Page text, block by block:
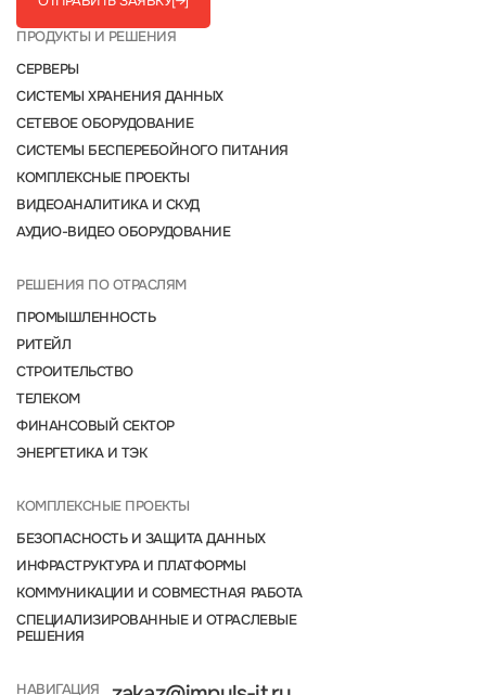
ПРОДУКТЫ И РЕШЕНИЯ
СЕРВЕРЫ
СИСТЕМЫ ХРАНЕНИЯ ДАННЫХ
СЕТЕВОЕ ОБОРУДОВАНИЕ
СИСТЕМЫ БЕСПЕРЕБОЙНОГО ПИТАНИЯ
КОМПЛЕКСНЫЕ ПРОЕКТЫ
ВИДЕОАНАЛИТИКА И СКУД
АУДИО-ВИДЕО ОБОРУДОВАНИЕ
РЕШЕНИЯ ПО ОТРАСЛЯМ
ПРОМЫШЛЕННОСТЬ
РИТЕЙЛ
СТРОИТЕЛЬСТВО
ТЕЛЕКОМ
ФИНАНСОВЫЙ СЕКТОР
ЭНЕРГЕТИКА И ТЭК
НАВИГАЦИЯ
КОМПЛЕКСНЫЕ ПРОЕКТЫ
БЕЗОПАСНОСТЬ И ЗАЩИТА ДАННЫХ
ИНФРАСТРУКТУРА И ПЛАТФОРМЫ
КОММУНИКАЦИИ И СОВМЕСТНАЯ РАБОТА
СПЕЦИАЛИЗИРОВАННЫЕ И ОТРАСЛЕВЫЕ
РЕШЕНИЯ